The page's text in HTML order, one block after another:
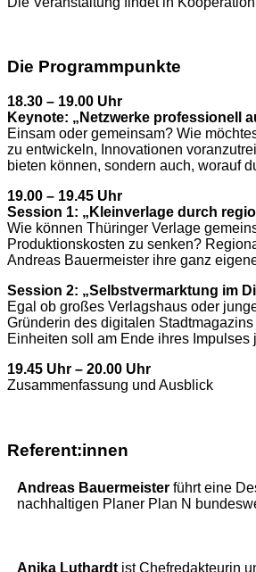
Die Programmpunkte
18.30 – 19.00 Uhr
Keynote: „Netzwerke professionell
Einsam oder gemeinsam? Wie
zu entwickeln, Innovationen
bieten können, sondern auch, worauf
19.00 – 19.45 Uhr
Session 1: „Kleinverlage durch
Wie können Thüringer Verlage
Produktionskosten zu senken?
Andreas Bauermeister ihre ganz
Session 2: „Selbstvermarktung im
Egal ob großes Verlagshaus oder
Gründerin des digitalen
Einheiten soll am Ende ihres
19.45 Uhr – 20.00 Uhr
Zusammenfassung und Ausblick
Referent:innen
Andreas Bauermeister führt eine
nachhaltigen Planer Plan N
Anika Luthardt ist Chefredakteurin